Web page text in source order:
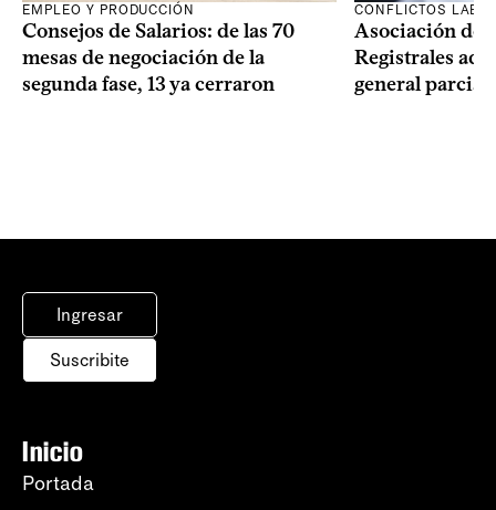
EMPLEO Y PRODUCCIÓN
Consejos de Salarios: de las 70
mesas de negociación de la
segunda fase, 13 ya cerraron
CONFLICTOS
Asociación de
Registrales
general parcial
Ingresar
Suscribite
Inicio
Portada